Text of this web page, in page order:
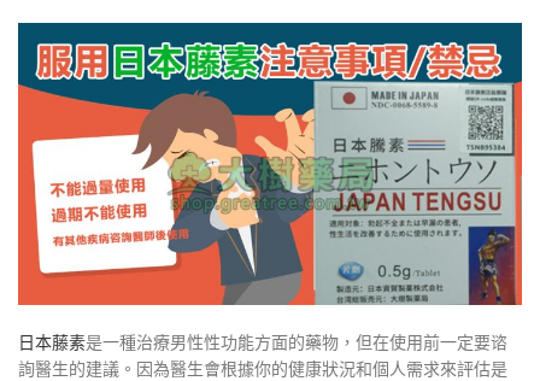
日本藤素是一種治療男性性功能方面的藥物，但在使用前一定要谘
詢醫生的建議。因為醫生會根據你的健康狀況和個人需求來評估是